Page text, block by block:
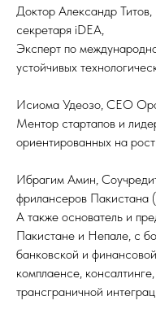
Доктор Александр
секретаря iDEA,
Эксперт по
устойчивых
Исиома Удеозо, CEO
Ментор стартапов и
ориентированных на
Ибрагим Амин,
фрилансеров Пакистана
А также основатель и
Пакистане и Непале, с
банковской и
комплаенсе,
трансграничной